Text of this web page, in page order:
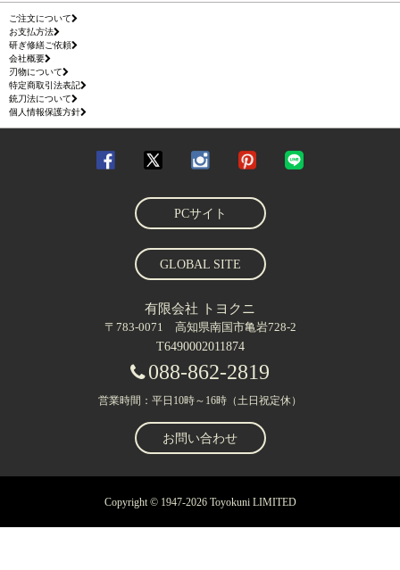
ご注文について
お支払方法
研ぎ修繕ご依頼
会社概要
刃物について
特定商取引法表記
銃刀法について
個人情報保護方針
PCサイト
GLOBAL SITE
有限会社 トヨクニ
〒783-0071 高知県南国市亀岩728-2
T6490002011874
088-862-2819
営業時間：平日10時～16時（土日祝定休）
お問い合わせ
Copyright © 1947-2026 Toyokuni LIMITED